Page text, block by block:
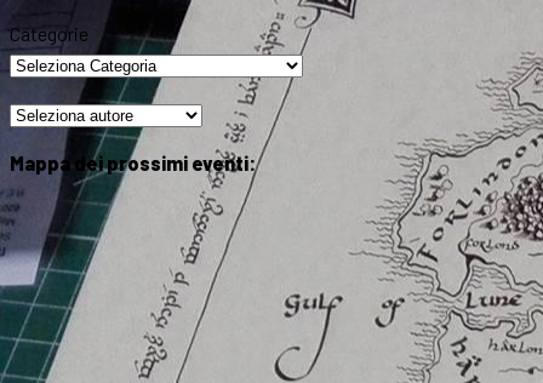
per:
Categorie
Mappa dei prossimi eventi: